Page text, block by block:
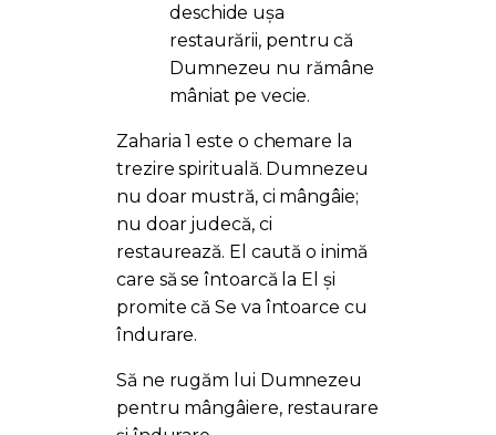
deschide ușa
restaurării, pentru că
Dumnezeu nu rămâne
mâniat pe vecie.
Zaharia 1 este o chemare la
trezire spirituală. Dumnezeu
nu doar mustră, ci mângâie;
nu doar judecă, ci
restaurează. El caută o inimă
care să se întoarcă la El și
promite că Se va întoarce cu
îndurare.
Să ne rugăm lui Dumnezeu
pentru mângâiere, restaurare